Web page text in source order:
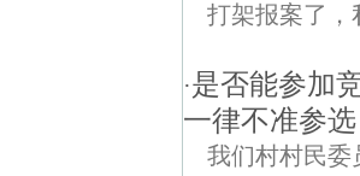
打架报案了，
·是否能参加
一律不准参选
我们村村民委